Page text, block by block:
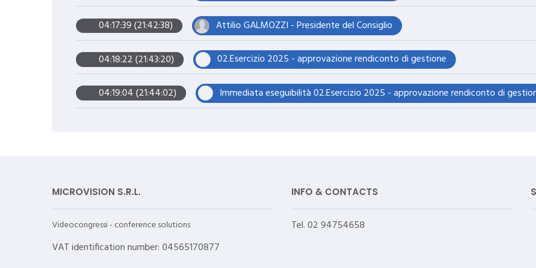
04:17:39 (21:42:38) Attilio GALMOZZI - Presidente del Consiglio
04:18:22 (21:43:20) 02.Esercizio 2025 - approvazione rendiconto di gestione
04:19:04 (21:44:02) Immediata eseguibilità 02.Esercizio 2025 - approvazione rendiconto di
MICROVISION S.R.L.
Videocongressi - conference solutions
VAT identification number: 04565170877
INFO & CONTACTS
Tel. 02 94754658